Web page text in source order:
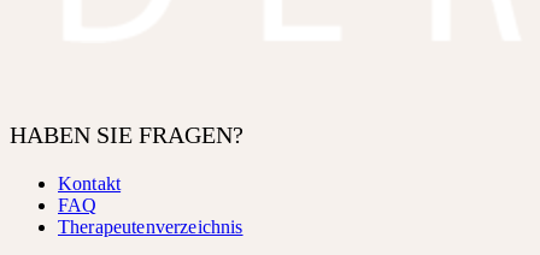
HABEN SIE FRAGEN?
Kontakt
FAQ
Therapeutenverzeichnis